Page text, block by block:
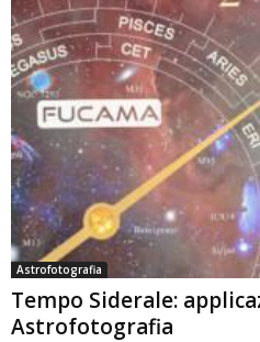
Astrofotografia
Tempo Siderale:
Astrofotografia